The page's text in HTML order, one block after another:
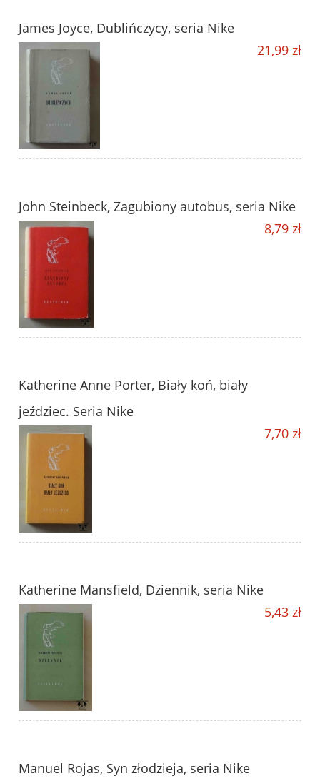
James Joyce, Dublińczycy, seria Nike
21,99 zł
John Steinbeck, Zagubiony autobus, seria Nike
8,79 zł
Katherine Anne Porter, Biały koń, biały
jeździec. Seria Nike
7,70 zł
Katherine Mansfield, Dziennik, seria Nike
5,43 zł
Manuel Rojas, Syn złodzieja, seria Nike